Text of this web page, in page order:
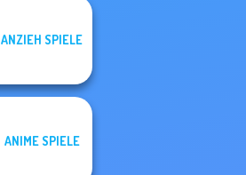
ANZIEH SPIELE
ANIME SPIELE